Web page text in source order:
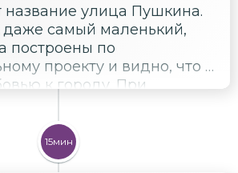
название улица Пушкина.
самый маленький,
построены по
проекту и видно, что с
к городу. При
деталей и
формы крыш,
фахверки.
15мин